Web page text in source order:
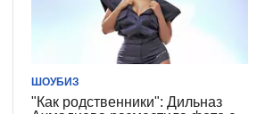
ШОУБИЗ
"Как родственники": Дильназ